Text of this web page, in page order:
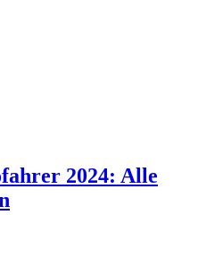
2024: Alle